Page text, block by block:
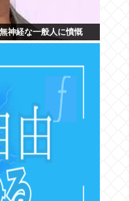
神経な一般人に憤慨